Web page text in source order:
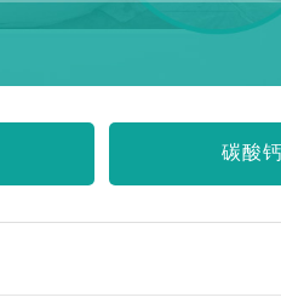
碳酸钙